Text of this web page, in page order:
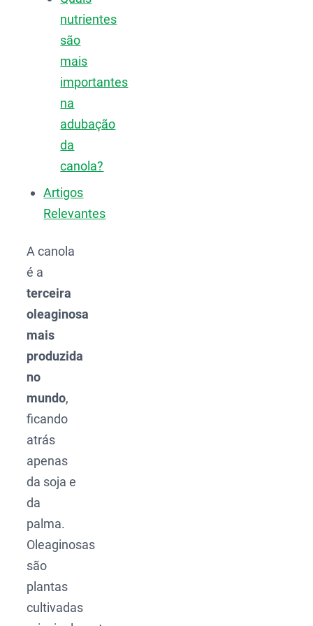
nutrientes
são
mais
importantes
na
adubação
da
canola?
Artigos
Relevantes
A canola
é a
terceira
oleaginosa
mais
produzida
no
mundo,
ficando
atrás
apenas
da soja e
da
palma.
Oleaginosas
são
plantas
cultivadas